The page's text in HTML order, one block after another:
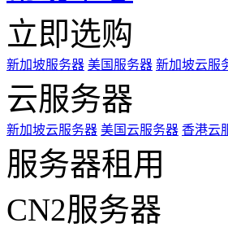
立即选购
新加坡服务器 美国服务器 新加坡云服
云服务器
新加坡云服务器 美国云服务器 香港云
服务器租用
CN2服务器